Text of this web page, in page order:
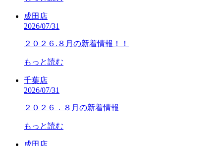
成田店
2026/07/31
２０２６.８月の新着情報！！
もっと読む
千葉店
2026/07/31
２０２６．８月の新着情報
もっと読む
成田店